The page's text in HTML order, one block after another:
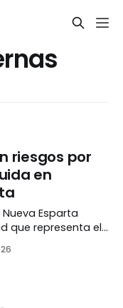
riesgos por
en
Esparta
que representa el
que afecta a